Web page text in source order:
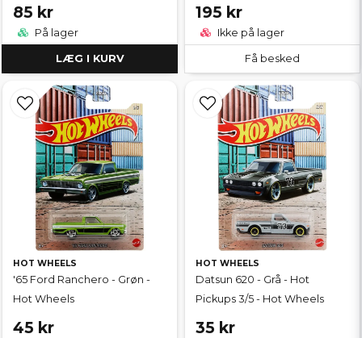
85 kr
På lager
LÆG I KURV
195 kr
Ikke på lager
Få besked
HOT WHEELS
'65 Ford Ranchero - Grøn -
Hot Wheels
45 kr
HOT WHEELS
Datsun 620 - Grå - Hot
Pickups 3/5 - Hot Wheels
35 kr